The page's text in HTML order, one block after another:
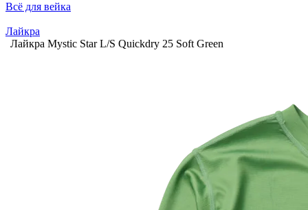
Всё для вейка
Лайкра
Лайкра Mystic Star L/S Quickdry 25 Soft Green